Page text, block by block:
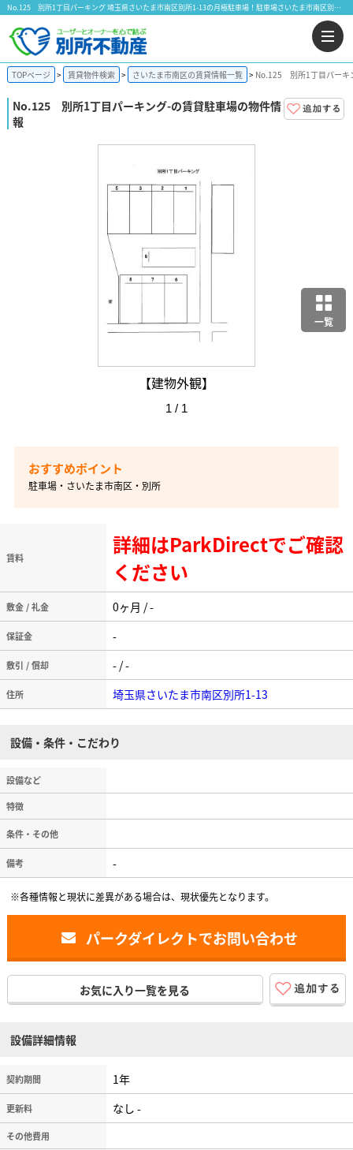
No.125 別所1丁目パーキング 埼玉県さいたま市南区別所1-13の月極駐車場！駐車場さいたま市南区別所｜株式会社 別所不動産
TOPページ 賃貸物件検索 さいたま市南区の賃貸情報一覧 No.125 別所1丁目パーキ
No.125 別所1丁目パーキング-の賃貸駐車場の物件情
報
一覧
【建物外観】
1 / 1
駐車場・さいたま市南区・別所
賃料
詳細はParkDirectでご確認
ください
敷金 / 礼金 0ヶ月 / -
保証金 -
敷引 / 償却 - / -
住所 埼玉県さいたま市南区別所1-13
設備・条件・こだわり
設備など
特徴
条件・その他
備考 -
※各種情報と現状に差異がある場合は、現状優先となります。
パークダイレクトでお問い合わせ
お気に入り一覧を見る
設備詳細情報
契約期間 1年
更新料 なし -
その他費用